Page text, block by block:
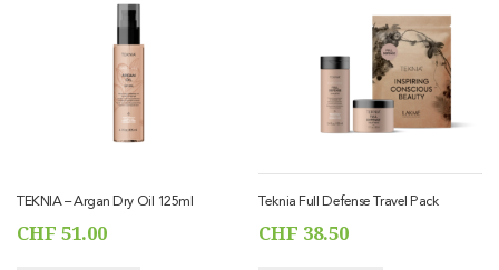
TEKNIA – Argan Dry Oil 125ml
CHF 51.00
Teknia Full Defense Travel Pack
CHF 38.50